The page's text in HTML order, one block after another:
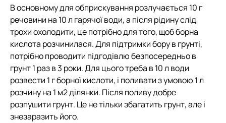
В основному для обприскування розлучається 10 г
речовини на 10 л гарячої води, а після рідину слід
трохи охолодити, це потрібно для того, щоб борна
кислота розчинилася. Для підтримки бору в грунті,
потрібно проводити підгодівлю безпосередньо в
грунт 1 раз в 3 роки. Для цього треба в 10 л води
розвести 1 г борної кислоти, і поливати з умовою 1 л
розчину на 1 м2 ділянки. Після поливу добре
розпушити грунт. Це не тільки збагатить грунт, але і
знезаразить його.